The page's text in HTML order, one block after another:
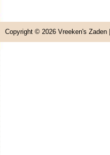
Copyright © 2026 Vreeken's Zaden